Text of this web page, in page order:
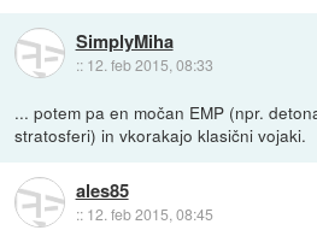
SimplyMiha
:: 12. feb 2015, 08:33
... potem pa en močan EMP (npr.
stratosferi) in vkorakajo klasični vojaki.
ales85
:: 12. feb 2015, 08:45